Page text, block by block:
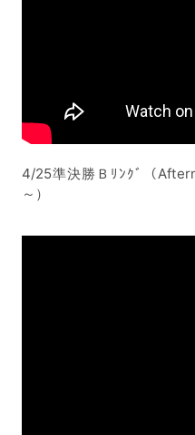
4/25準決勝Ｂﾘﾝｸﾞ（
～）